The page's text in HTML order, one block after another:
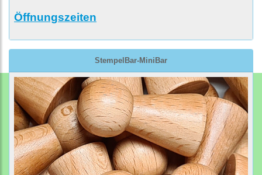
Öffnungszeiten
StempelBar-MiniBar